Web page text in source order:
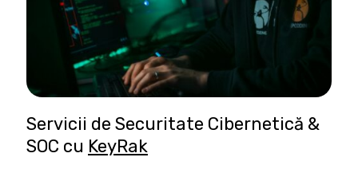
Servicii de Securitate Cibernetică &
SOC cu KeyRak